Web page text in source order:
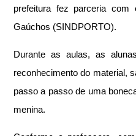
prefeitura fez parceria
Gaúchos (SINDPORTO).
Durante as aulas, as
reconhecimento do material,
passo a passo de uma
menina.